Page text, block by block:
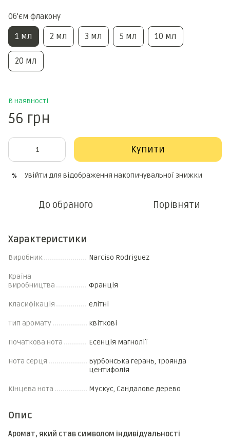
Обʼєм флакону
1 мл 2 мл 3 мл 5 мл 10 мл
20 мл
В наявності
56 грн
Купити
% Увійти для відображення накопичувальної знижки
До обраного Порівняти
Характеристики
Виробник Narciso Rodriguez
Країна
виробництва
Франція
Класифікація елітні
Тип аромату квіткові
Початкова нота Есенція магнолії
Нота серця
Бурбонська герань, Троянда
центифолія
Кінцева нота Мускус, Сандалове дерево
Опис
Аромат, який став символом індивідуальності